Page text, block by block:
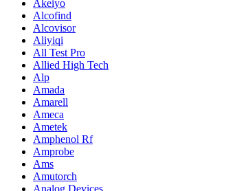
Akeiyo
Alcofind
Alcovisor
Aliyiqi
All Test Pro
Allied High Tech
Alp
Amada
Amarell
Ameca
Ametek
Amphenol Rf
Amprobe
Ams
Amutorch
Analog Devices